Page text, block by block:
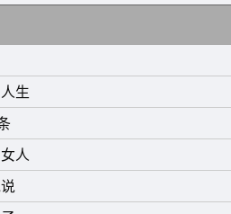
力就一定有收获。
的时候，你过得是最轻松快乐
点，也别忘了充实自己!
，时不时想找个人说说话，如今
人躲起来静一静。
屈自己，这个世界没几个人值得
，只会让人习惯于你的低姿态，
生短句
生
人